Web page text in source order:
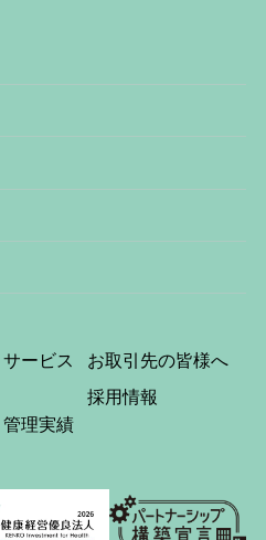
ービス
理実績
お取引先の皆様へ
採用情報